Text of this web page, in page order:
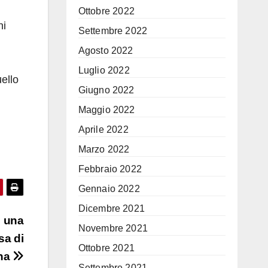
una
di
Ottobre 2022
Settembre 2022
Agosto 2022
Luglio 2022
Giugno 2022
Maggio 2022
Aprile 2022
Marzo 2022
Febbraio 2022
Gennaio 2022
Dicembre 2021
Novembre 2021
Ottobre 2021